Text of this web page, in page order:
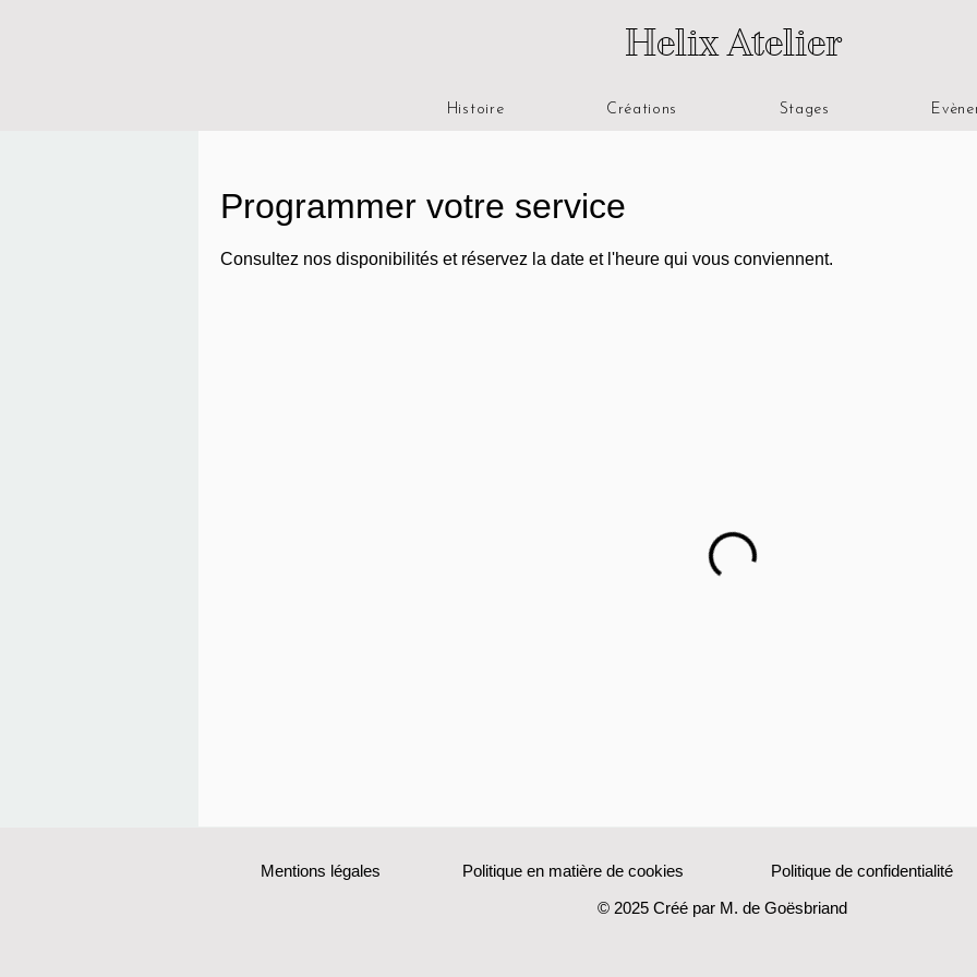
Helix Atelier
Histoire Créations Stages
Programmer votre service
Consultez nos disponibilités et réservez la date et l'heure qui vous conviennent.
Mentions légales Politique en matière de cookies Politique de confidentialité
© 2025 Créé par M. de Goësbriand